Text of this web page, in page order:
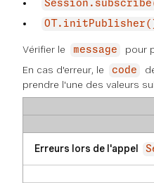
Vérifier le message
pour
En cas d'erreur, le
code
prendre l'une des valeurs
Erreurs lors de l'appel